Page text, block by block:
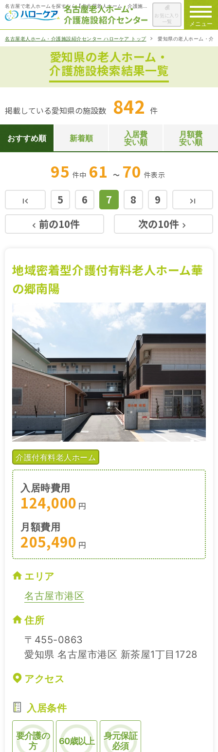
メニュー
お気に入り
一覧
ハローケアについて
老人ホームを検索する
施設選びのポイント
ご入居までの流れ
会社概要
お役立ち情報 一覧
施設特集一覧
ブログ一覧
お気に入り一覧
名古屋老人ホーム・介護施設紹介センター ハローケア トップ 愛知県の老人ホーム・介
愛知県の老人ホーム・
介護施設検索結果一覧
掲載している愛知県の施設数 842 件
おすすめ順 新着順
入居費
安い順
月額費
安い順
95 件中 61 ～ 70 件表示
first_page
keyboard_arrow_left 前の10件
5 6 7 8
9
次の10件 keyboard_arrow_right
last_page
地域密着型介護付有料老人ホーム華
の郷南陽
介護付有料老人ホーム
入居時費用
124,000 円
月額費用
205,490 円
エリア
名古屋市港区
住所
〒455-0863
愛知県 名古屋市港区 新茶屋1丁目1728
アクセス
入居条件
要介護の
方
60歳以上
身元保証
必須